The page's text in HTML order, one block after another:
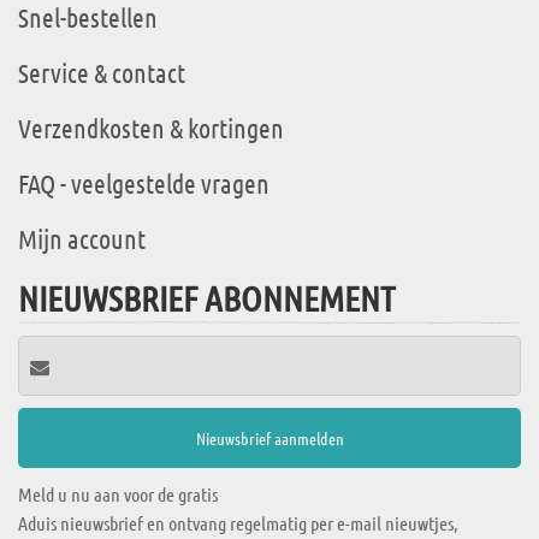
Snel-bestellen
Service & contact
Verzendkosten & kortingen
FAQ - veelgestelde vragen
Mijn account
NIEUWSBRIEF ABONNEMENT
Meld u nu aan voor de gratis
Aduis nieuwsbrief en ontvang regelmatig per e-mail nieuwtjes,